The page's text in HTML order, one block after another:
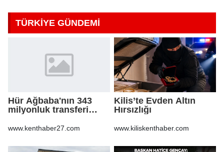
TÜRKİYE GÜNDEMİ
Hür Ağbaba'nın 343
milyonluk transferi
Ağbaba'ya milyonlar
www.kenthaber27.com
Kilis’te Evden Altın
Hırsızlığı
www.kiliskenthaber.com